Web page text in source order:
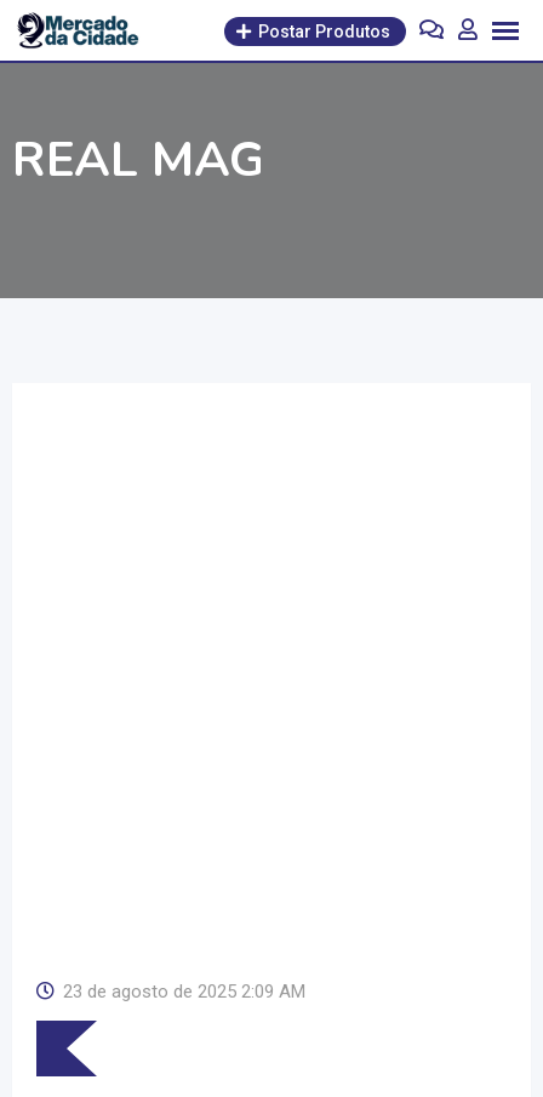
Pular
para
Postar Produtos
REAL MAG
23 de agosto de 2025 2:09 AM